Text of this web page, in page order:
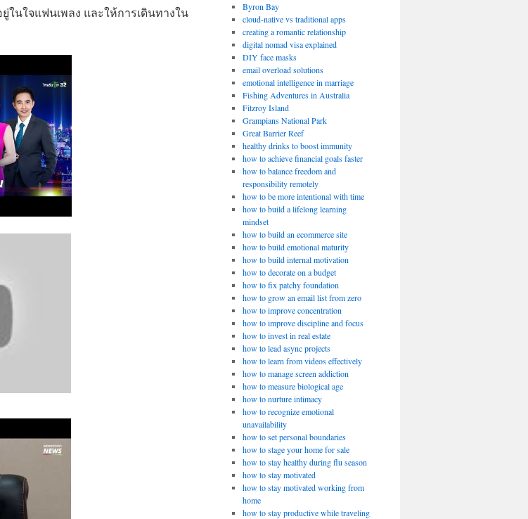
ในใจแฟนเพลง และให้การเดินทางใน
Byron Bay
cloud-native vs traditional apps
creating a romantic relationship
digital nomad visa explained
DIY face masks
email overload solutions
emotional intelligence in marriage
Fishing Adventures in Australia
Fitzroy Island
Grampians National Park
Great Barrier Reef
healthy drinks to boost immunity
how to achieve financial goals faster
how to balance freedom and
responsibility remotely
how to be more intentional with time
how to build a lifelong learning
mindset
how to build an ecommerce site
how to build emotional maturity
how to build internal motivation
how to decorate on a budget
how to fix patchy foundation
how to grow an email list from zero
how to improve concentration
how to improve discipline and focus
how to invest in real estate
how to lead async projects
how to learn from videos effectively
how to manage screen addiction
how to measure biological age
how to nurture intimacy
how to recognize emotional
unavailability
how to set personal boundaries
how to stage your home for sale
how to stay healthy during flu season
how to stay motivated
how to stay motivated working from
home
how to stay productive while traveling